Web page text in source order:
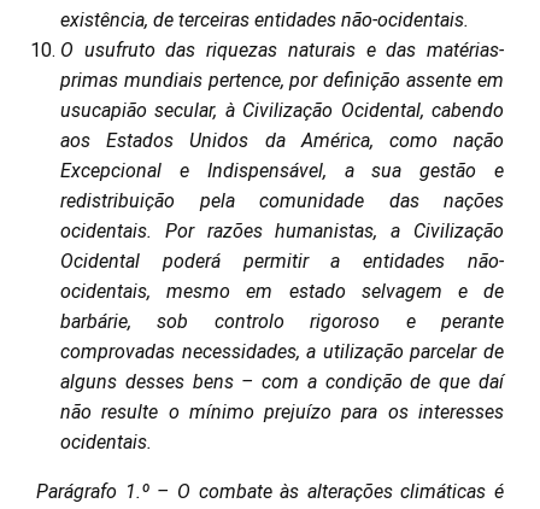
existência, de terceiras entidades não-ocidentais.
O usufruto das riquezas naturais e das matérias-
primas mundiais pertence, por definição assente em
usucapião secular, à Civilização Ocidental, cabendo
aos Estados Unidos da América, como nação
Excepcional e Indispensável, a sua gestão e
redistribuição pela comunidade das nações
ocidentais. Por razões humanistas, a Civilização
Ocidental poderá permitir a entidades não-
ocidentais, mesmo em estado selvagem e de
barbárie, sob controlo rigoroso e perante
comprovadas necessidades, a utilização parcelar de
alguns desses bens – com a condição de que daí
não resulte o mínimo prejuízo para os interesses
ocidentais.
Parágrafo 1.º – O combate às alterações climáticas é